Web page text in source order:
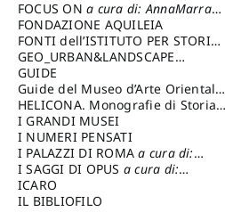
FOCUS ONa cura di: AnnaMarra
Contemporanea
FONDAZIONE AQUILEIA
FONTI dell’ISTITUTO PER STORIA
DEL RISORGIMENTO
GEO_URBAN&LANDSCAPE
PLANNING (GULP)
Trusiani Elio
GUIDE
Guide del Museo d’Arte Orientale
“Giuseppe Tucci”
HELICONA. Monografie di Storia
dell'Artea cura di: Gallo Marco
I GRANDI MUSEI
I NUMERI PENSATI
I PALAZZI DI ROMAa cura di:
Ippoliti Alessandro
I SAGGI DI OPUS a cura di:
Scalesse Tommaso
ICARO
IL BIBLIOFILO